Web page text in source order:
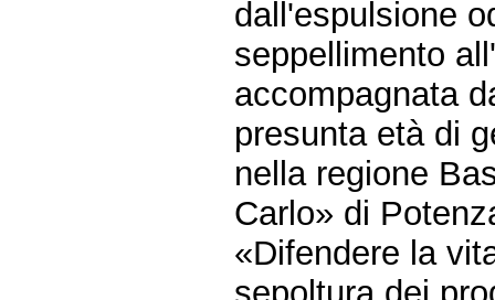
dall'espulsione
seppellimento
accompagnata
presunta età di
nella regione
Carlo» di
«Difendere la